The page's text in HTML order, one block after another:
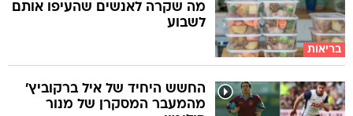
בריאות
מה שקרה לאנשים שהעיפו אותם
לשבוע
החשש היחיד של איל ברקוביץ'
מהמעבר המסקרן של מנור